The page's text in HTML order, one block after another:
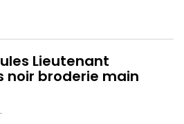
Lieutenant
noir broderie main